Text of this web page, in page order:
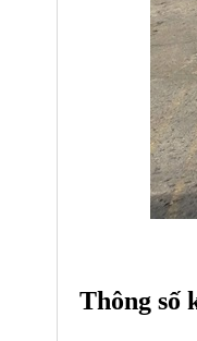
Thông số